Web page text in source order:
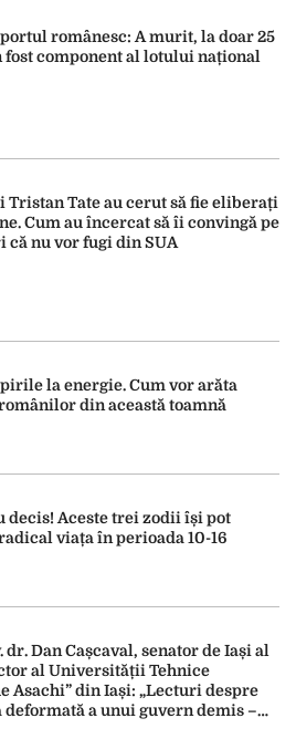
românesc: A murit, la doar 25
fost component al lotului național
Tristan Tate au cerut să fie eliberați
Cum au încercat să îi convingă pe
că nu vor fugi din SUA
la energie. Cum vor arăta
din această toamnă
decis! Aceste trei zodii își pot
viața în perioada 10-16
dr. Dan Cașcaval, senator de Iași al
al Universității Tehnice
Asachi” din Iași: „Lecturi despre
a unui guvern demis –